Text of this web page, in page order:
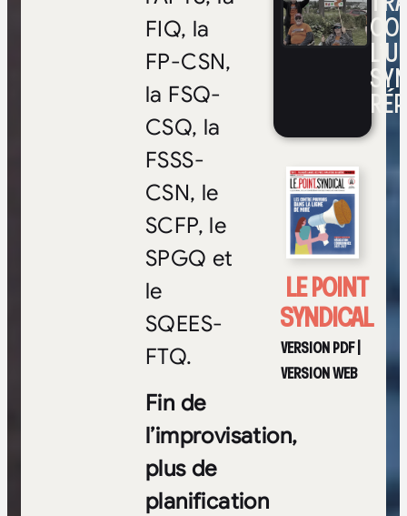
LE POINT
SYNDICAL
VERSION PDF|
VERSION WEB
FIQ, la
FP-CSN,
la FSQ-
CSQ, la
FSSS-
CSN, le
SCFP, le
SPGQ et
le
SQEES-
FTQ.
Fin de
l’improvisation,
plus de
planification